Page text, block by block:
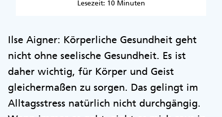
Lesezeit: 10 Minuten
Ilse Aigner: Körperliche Gesundheit geht
nicht ohne seelische Gesundheit. Es ist
daher wichtig, für Körper und Geist
gleichermaßen zu sorgen. Das gelingt im
Alltagsstress natürlich nicht durchgängig.